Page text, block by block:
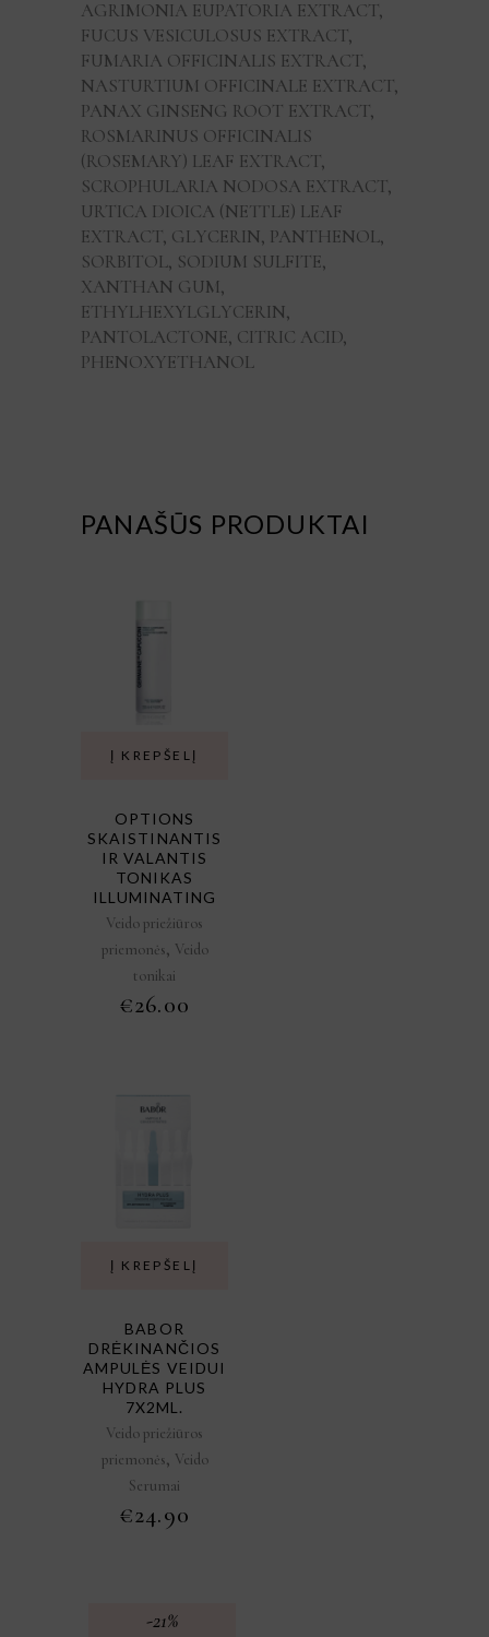
AGRIMONIA EUPATORIA EXTRACT,
FUCUS VESICULOSUS EXTRACT,
FUMARIA OFFICINALIS EXTRACT,
NASTURTIUM OFFICINALE EXTRACT,
PANAX GINSENG ROOT EXTRACT,
ROSMARINUS OFFICINALIS
(ROSEMARY) LEAF EXTRACT,
SCROPHULARIA NODOSA EXTRACT,
URTICA DIOICA (NETTLE) LEAF
EXTRACT, GLYCERIN, PANTHENOL,
SORBITOL, SODIUM SULFITE,
XANTHAN GUM,
ETHYLHEXYLGLYCERIN,
PANTOLACTONE, CITRIC ACID,
PHENOXYETHANOL
PANAŠŪS PRODUKTAI
Į KREPŠELĮ
OPTIONS
SKAISTINANTIS
IR VALANTIS
TONIKAS
ILLUMINATING
Veido priežiūros
priemonės, Veido
tonikai
€26.00
Į KREPŠELĮ
BABOR
DRĖKINANČIOS
AMPULĖS VEIDUI
HYDRA PLUS
7X2ML.
Veido priežiūros
priemonės, Veido
Serumai
€24.90
-21%